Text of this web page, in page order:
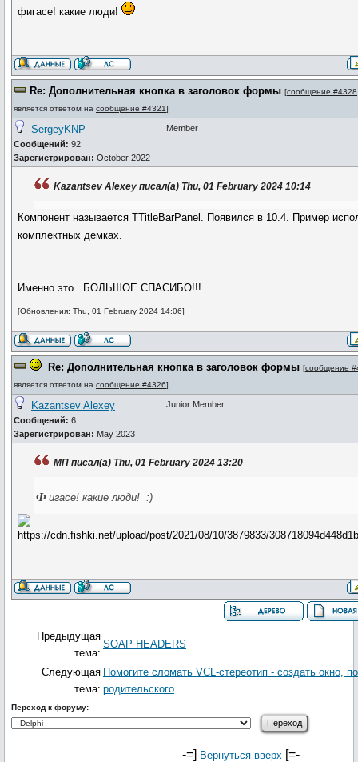
фигасе! какие люди!
Re: Дополнительная кнопка в заголовок формы [сообщение #4328
является ответом на сообщение #4321]
SergeyKNP
Сообщений: 92
Зарегистрирован: October 2022
Member
Kazantsev Alexey писал(а) Thu, 01 February 2024 10:14
Компонент называется TTitleBarPanel. Появился в 10.4. Пример
комплектных демках.
Именно это...БОЛЬШОЕ СПАСИБО!!!
[Обновления: Thu, 01 February 2024 14:06]
Re: Дополнительная кнопка в заголовок формы [сообщение
является ответом на сообщение #4326]
Kazantsev Alexey
Сообщений: 6
Зарегистрирован: May 2023
Junior Member
МП писал(а) Thu, 01 February 2024 13:20
ф игасе! какие люди! :)
Предыдущая
тема:
SOAP HEADERS
Следующая
тема:
Помогите сломать VCL-стереотип - создать окно,
родительского
Переход к форуму:
-=] Вернуться вверх [=-